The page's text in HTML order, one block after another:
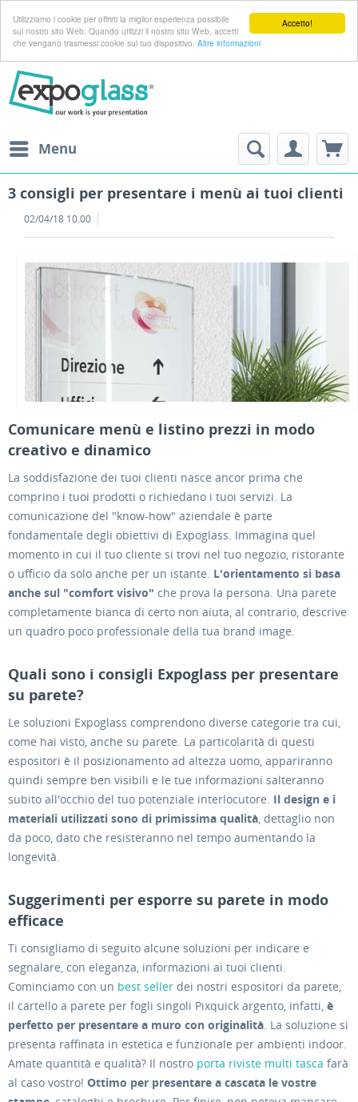
Accetto!
Utilizziamo i cookie per offrirti la miglior esperienza possibile
sul nostro sito Web. Quando utilizzi il nostro sito Web, accetti
che vengano trasmessi cookie sul tuo dispositivo. Altre informazioni
Menu
3 consigli per presentare i menù ai tuoi clienti
02/04/18 10.00
Comunicare menù e listino prezzi in modo
creativo e dinamico
La soddisfazione dei tuoi clienti nasce ancor prima che
comprino i tuoi prodotti o richiedano i tuoi servizi. La
comunicazione del "know-how" aziendale è parte
fondamentale degli obiettivi di Expoglass. Immagina quel
momento in cui il tuo cliente si trovi nel tuo negozio, ristorante
o ufficio da solo anche per un istante. L'orientamento si basa
anche sul "comfort visivo" che prova la persona. Una parete
completamente bianca di certo non aiuta, al contrario, descrive
un quadro poco professionale della tua brand image.
Quali sono i consigli Expoglass per presentare
su parete?
Le soluzioni Expoglass comprendono diverse categorie tra cui,
come hai visto, anche su parete. La particolarità di questi
espositori è il posizionamento ad altezza uomo, appariranno
quindi sempre ben visibili e le tue informazioni salteranno
subito all'occhio del tuo potenziale interlocutore. Il design e i
materiali utilizzati sono di primissima qualità, dettaglio non
da poco, dato che resisteranno nel tempo aumentando la
longevità.
Suggerimenti per esporre su parete in modo
efficace
Ti consigliamo di seguito alcune soluzioni per indicare e
segnalare, con eleganza, informazioni ai tuoi clienti.
Cominciamo con un best seller dei nostri espositori da parete,
il cartello a parete per fogli singoli Pixquick argento, infatti, è
perfetto per presentare a muro con originalità. La soluzione si
presenta raffinata in estetica e funzionale per ambienti indoor.
Amate quantità e qualità? Il nostro porta riviste multi tasca farà
al caso vostro! Ottimo per presentare a cascata le vostre